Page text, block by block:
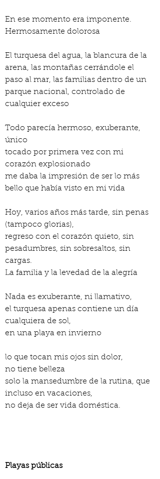
En ese momento era imponente.
Hermosamente dolorosa
El turquesa del agua, la blancura de la
arena, las montañas cerrándole el
paso al mar, las familias dentro de un
parque nacional, controlado de
cualquier exceso
Todo parecía hermoso, exuberante,
único
tocado por primera vez con mi
corazón explosionado
me daba la impresión de ser lo más
bello que había visto en mi vida
Hoy, varios años más tarde, sin penas
(tampoco glorias),
regreso con el corazón quieto, sin
pesadumbres, sin sobresaltos, sin
cargas.
La familia y la levedad de la alegría
Nada es exuberante, ni llamativo,
el turquesa apenas contiene un día
cualquiera de sol,
en una playa en invierno
lo que tocan mis ojos sin dolor,
no tiene belleza
solo la mansedumbre de la rutina, que
incluso en vacaciones,
no deja de ser vida doméstica.
Playas públicas